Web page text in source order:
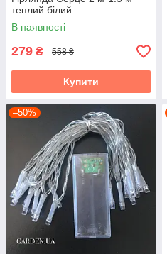
теплий білий
В наявності
279 ₴ 558 ₴
Купити
–50%